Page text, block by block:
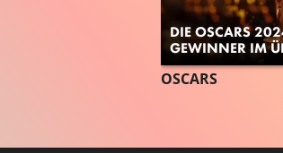
DIE OSCARS
GEWINNER IM
OSCARS